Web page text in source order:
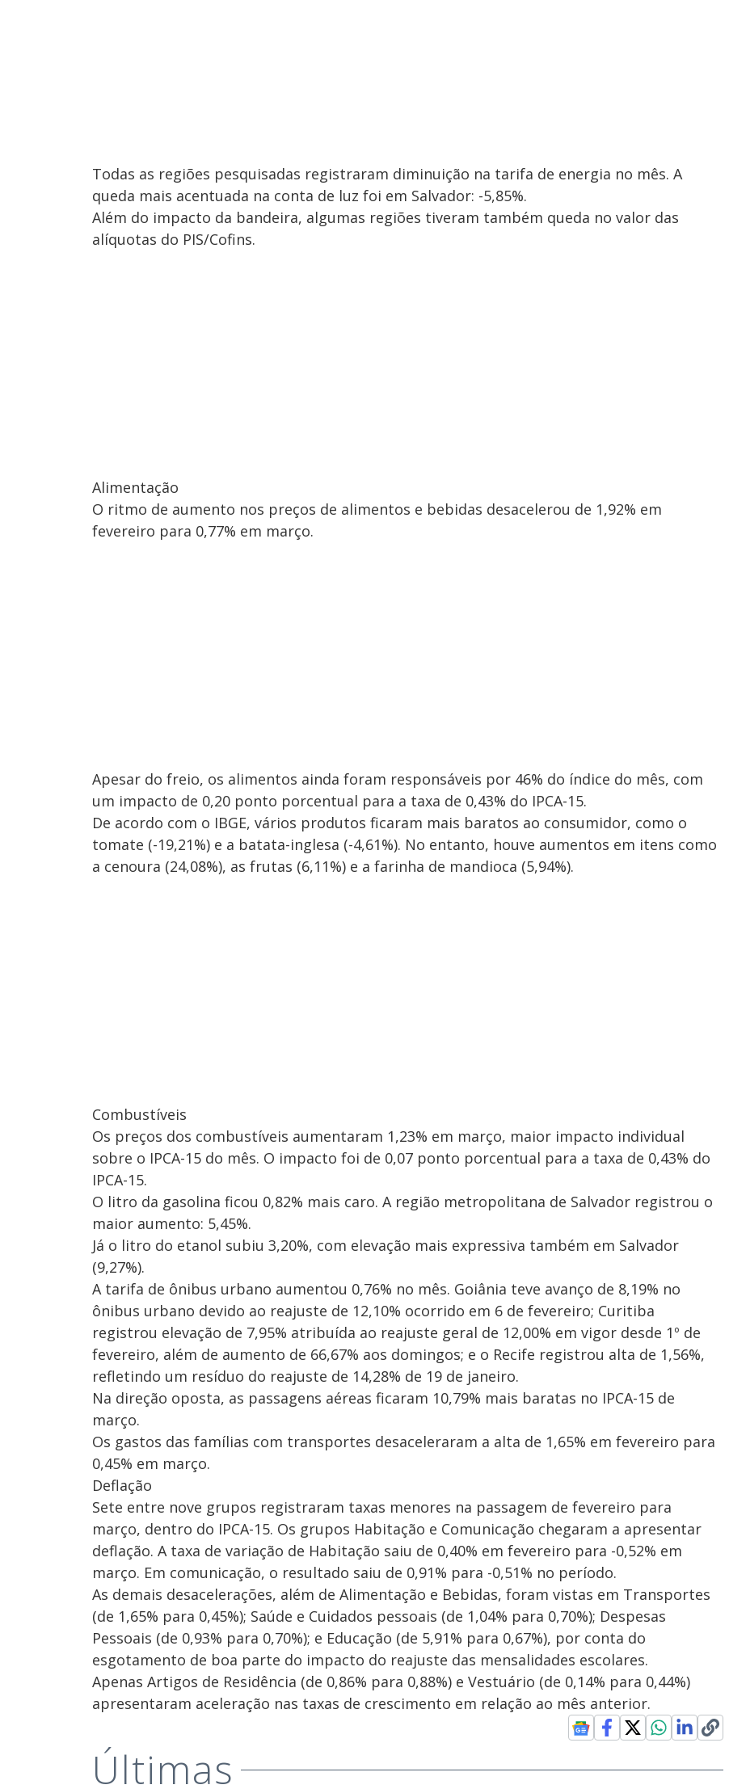
Todas as regiões pesquisadas registraram diminuição na tarifa de energia no mês. A
queda mais acentuada na conta de luz foi em Salvador: -5,85%.
Além do impacto da bandeira, algumas regiões tiveram também queda no valor das
alíquotas do PIS/Cofins.
Alimentação
O ritmo de aumento nos preços de alimentos e bebidas desacelerou de 1,92% em
fevereiro para 0,77% em março.
Apesar do freio, os alimentos ainda foram responsáveis por 46% do índice do mês, com
um impacto de 0,20 ponto porcentual para a taxa de 0,43% do IPCA-15.
De acordo com o IBGE, vários produtos ficaram mais baratos ao consumidor, como o
tomate (-19,21%) e a batata-inglesa (-4,61%). No entanto, houve aumentos em itens como
a cenoura (24,08%), as frutas (6,11%) e a farinha de mandioca (5,94%).
Combustíveis
Os preços dos combustíveis aumentaram 1,23% em março, maior impacto individual
sobre o IPCA-15 do mês. O impacto foi de 0,07 ponto porcentual para a taxa de 0,43% do
IPCA-15.
O litro da gasolina ficou 0,82% mais caro. A região metropolitana de Salvador registrou o
maior aumento: 5,45%.
Já o litro do etanol subiu 3,20%, com elevação mais expressiva também em Salvador
(9,27%).
A tarifa de ônibus urbano aumentou 0,76% no mês. Goiânia teve avanço de 8,19% no
ônibus urbano devido ao reajuste de 12,10% ocorrido em 6 de fevereiro; Curitiba
registrou elevação de 7,95% atribuída ao reajuste geral de 12,00% em vigor desde 1º de
fevereiro, além de aumento de 66,67% aos domingos; e o Recife registrou alta de 1,56%,
refletindo um resíduo do reajuste de 14,28% de 19 de janeiro.
Na direção oposta, as passagens aéreas ficaram 10,79% mais baratas no IPCA-15 de
março.
Os gastos das famílias com transportes desaceleraram a alta de 1,65% em fevereiro para
0,45% em março.
Deflação
Sete entre nove grupos registraram taxas menores na passagem de fevereiro para
março, dentro do IPCA-15. Os grupos Habitação e Comunicação chegaram a apresentar
deflação. A taxa de variação de Habitação saiu de 0,40% em fevereiro para -0,52% em
março. Em comunicação, o resultado saiu de 0,91% para -0,51% no período.
As demais desacelerações, além de Alimentação e Bebidas, foram vistas em Transportes
(de 1,65% para 0,45%); Saúde e Cuidados pessoais (de 1,04% para 0,70%); Despesas
Pessoais (de 0,93% para 0,70%); e Educação (de 5,91% para 0,67%), por conta do
esgotamento de boa parte do impacto do reajuste das mensalidades escolares.
Apenas Artigos de Residência (de 0,86% para 0,88%) e Vestuário (de 0,14% para 0,44%)
apresentaram aceleração nas taxas de crescimento em relação ao mês anterior.
Últimas